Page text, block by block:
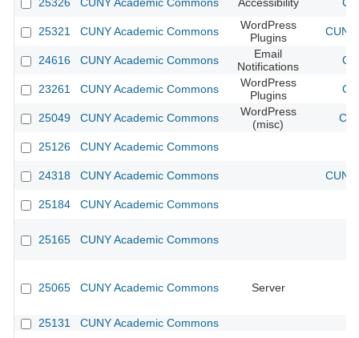
25321 CUNY Academic Commons
WordPress
Plugins
24616 CUNY Academic Commons
Email
Notifications
23261 CUNY Academic Commons
WordPress
Plugins
25049 CUNY Academic Commons
WordPress
(misc)
25126 CUNY Academic Commons
24318 CUNY Academic Commons
25184 CUNY Academic Commons
25165 CUNY Academic Commons
25065 CUNY Academic Commons Server
25131
CUNY Academic Commons